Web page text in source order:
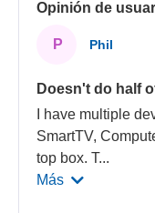
Opinión de
P Phil
Doesn't do half
I have multiple
SmartTV,
top box. T...
Más